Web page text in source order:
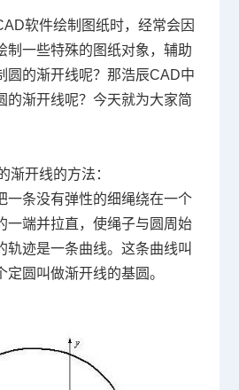
软件绘制图纸时，经常会因
制一些特殊的图纸对象，辅助
圆的渐开线呢？那浩辰CAD中
的渐开线呢？今天就为大家简
渐开线的方法：
一条没有弹性的细绳绕在一个
一端并拉直，使绳子与圆周始
轨迹是一条曲线。这条曲线叫
圆叫做渐开线的基圆。